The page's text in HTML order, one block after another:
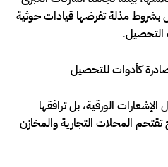
بشروط مذلة تفرضها قيادات حوثية
التحصيل.
كأدوات للتحصيل
الورقية، بل ترافقها
المحلات التجارية والمخازن